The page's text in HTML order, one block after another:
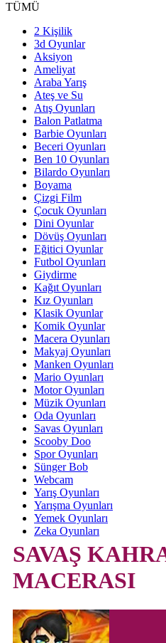
TÜMÜ
2 Kişilik
3d Oyunlar
Aksiyon
Ameliyat
Araba Yarış
Ateş ve Su
Atış Oyunları
Balon Patlatma
Barbie Oyunları
Beceri Oyunları
Ben 10 Oyunları
Bilardo Oyunları
Boyama
Çizgi Film
Çocuk Oyunları
Dini Oyunlar
Dövüş Oyunları
Eğitici Oyunlar
Futbol Oyunları
Giydirme
Kağıt Oyunları
Kız Oyunları
Klasik Oyunlar
Komik Oyunlar
Macera Oyunları
Makyaj Oyunları
Manken Oyunları
Mario Oyunları
Motor Oyunları
Müzik Oyunları
Oda Oyunları
Savas Oyunları
Scooby Doo
Spor Oyunları
Sünger Bob
Webcam
Yarış Oyunları
Yarışma Oyunları
Yemek Oyunları
Zeka Oyunları
SAVAŞ
MACERASI